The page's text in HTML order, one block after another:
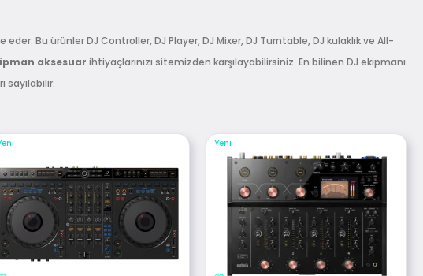
eder. Bu ürünler DJ Controller, DJ Player, DJ Mixer, DJ Turntable, DJ kulaklık ve All-
aksesuar ihtiyaçlarınızı sitemizden karşılayabilirsiniz. En bilinen DJ ekipmanı
sayılabilir.
Yeni